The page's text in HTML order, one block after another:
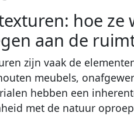
hoe
aan de
zijn vaak de
meubels,
hebben een
met de natuur